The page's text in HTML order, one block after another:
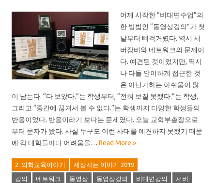
어제 시작한 “비대면수업”의
한 방법인 “동영상강의”가 첫
날부터 삐걱거렸다. 역시 서
버장비와 네트워크의 문제이
다. 예견된 것이었지만, 역시
나 다들 안이하게 접근한 것
은 아닌가하는 아쉬움이 많
이 남는다. “다 보았다.”는 학생부터, “전혀 보질 못했다.”는 학생,
그리고 “중간에 끊겨서 볼 수 없다.”는 학생까지 다양한 학생들의
반응이었다. 반응이라기 보다는 문제였다. 오늘 교학부총장으로
부터 문자가 왔다. 사실 누구도 이런 사태를 예견하지 못했기 때문
에 각 대학들마다 어려움을… Read More »
2. 의학교육이야기 세상사는 이야기 2019
강의 네트워크 동영상 동영상강의 비대면강의 서버